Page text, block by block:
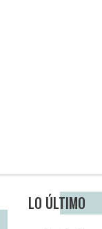
LO ÚLTIMO